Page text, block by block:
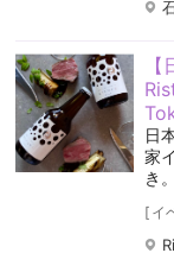
日
家
き。
[ イ